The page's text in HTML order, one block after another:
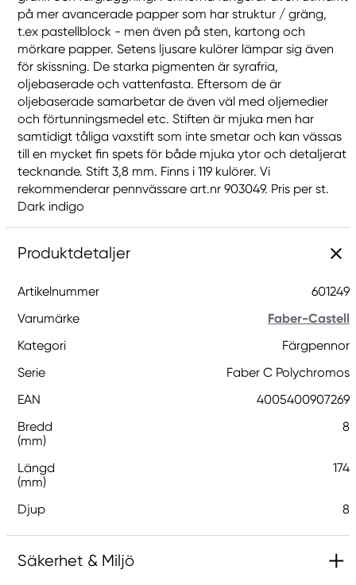
på mer avancerade papper som har struktur / gräng,
t.ex pastellblock - men även på sten, kartong och
mörkare papper. Setens ljusare kulörer lämpar sig även
för skissning. De starka pigmenten är syrafria,
oljebaserade och vattenfasta. Eftersom de är
oljebaserade samarbetar de även väl med oljemedier
och förtunningsmedel etc. Stiften är mjuka men har
samtidigt tåliga vaxstift som inte smetar och kan vässas
till en mycket fin spets för både mjuka ytor och detaljerat
tecknande. Stift 3,8 mm. Finns i 119 kulörer. Vi
rekommenderar pennvässare art.nr 903049. Pris per st.
Dark indigo
Produktdetaljer
Artikelnummer
601249
Varumärke
Faber-Castell
Kategori
Färgpennor
Serie
Faber C Polychromos
EAN
4005400907269
Bredd
(mm)
8
Längd
(mm)
174
Djup 8
Säkerhet & Miljö